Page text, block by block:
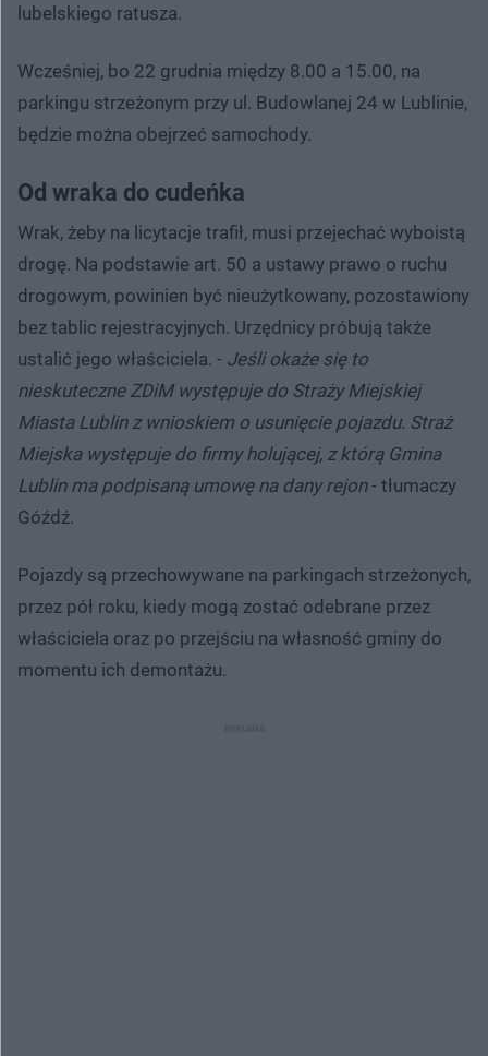
lubelskiego ratusza.
Wcześniej, bo 22 grudnia między 8.00 a 15.00, na
parkingu strzeżonym przy ul. Budowlanej 24 w Lublinie,
będzie można obejrzeć samochody.
Od wraka do cudeńka
Wrak, żeby na licytacje trafił, musi przejechać wyboistą
drogę. Na podstawie art. 50 a ustawy prawo o ruchu
drogowym, powinien być nieużytkowany, pozostawiony
bez tablic rejestracyjnych. Urzędnicy próbują także
ustalić jego właściciela. - Jeśli okaże się to
nieskuteczne ZDiM występuje do Straży Miejskiej
Miasta Lublin z wnioskiem o usunięcie pojazdu. Straż
Miejska występuje do firmy holującej, z którą Gmina
Lublin ma podpisaną umowę na dany rejon- tłumaczy
Góźdź.
Pojazdy są przechowywane na parkingach strzeżonych,
przez pół roku, kiedy mogą zostać odebrane przez
właściciela oraz po przejściu na własność gminy do
momentu ich demontażu.